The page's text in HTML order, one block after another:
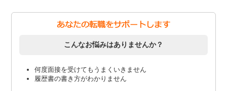
こんなお悩みはありませんか？
何度面接を受けてもうまくいきません
履歴書の書き方がわかりません